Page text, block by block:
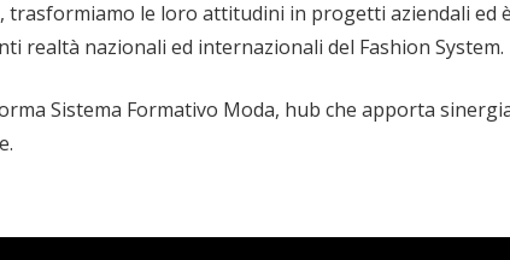
trasformiamo le loro attitudini in progetti aziendali
realtà nazionali ed internazionali del Fashion System.
Sistema Formativo Moda, hub che apporta